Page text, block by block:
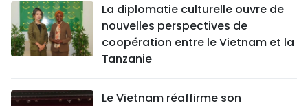
La diplomatie culturelle ouvre de
nouvelles perspectives de
coopération entre le Vietnam et la
Tanzanie
Le Vietnam réaffirme son